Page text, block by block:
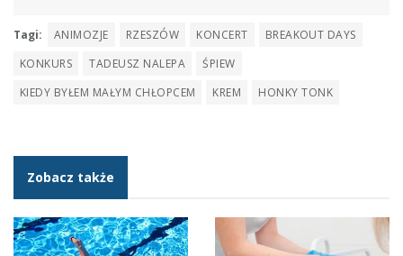
Tagi: ANIMOZJE RZESZÓW KONCERT
BREAKOUT DAYS
KONKURS
TADEUSZ NALEPA
ŚPIEW
KIEDY BYŁEM MAŁYM CHŁOPCEM
KREM HONKY TONK
Zobacz także